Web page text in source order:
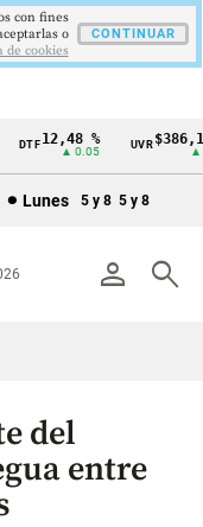
12,48 %
▲ 0.05
UVR
▲
Lunes 5 y 8 5 y 8
person search
del
entre
con fines
o
de cookies
CONTINUAR